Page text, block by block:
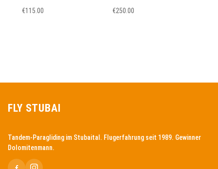
€115.00 €250.00
FLY STUBAI
Tandem-Paragliding im Stubaital. Flugerfahrung seit 1989. Gewinner
Dolomitenmann.